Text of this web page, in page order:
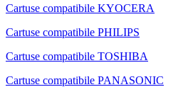
Cartuse compatibile KYOCERA
Cartuse compatibile PHILIPS
Cartuse compatibile TOSHIBA
Cartuse compatibile PANASONIC